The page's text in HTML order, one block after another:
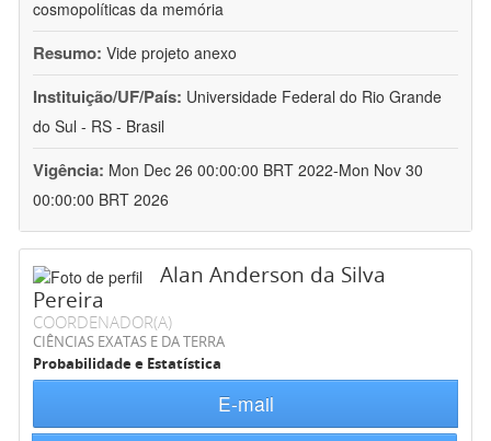
cosmopolíticas da memória
Resumo: Vide projeto anexo
Instituição/UF/País: Universidade Federal do Rio Grande
do Sul - RS - Brasil
Vigência: Mon Dec 26 00:00:00 BRT 2022-Mon Nov 30
00:00:00 BRT 2026
Alan Anderson da Silva
Pereira
COORDENADOR(A)
CIÊNCIAS EXATAS E DA TERRA
Probabilidade e Estatística
E-mail